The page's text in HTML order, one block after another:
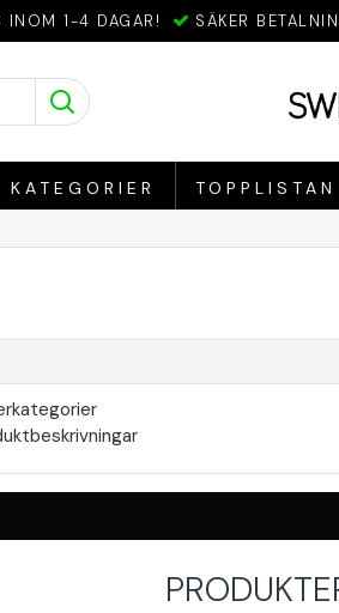
INOM 1-4 DAGAR! SÄKER
KATEGORIER TOPPLISTAN